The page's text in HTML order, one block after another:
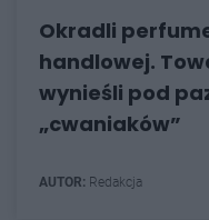
Okradli
handlowej.
wynieśli pod
„cwaniaków”
AUTOR: Redakcja